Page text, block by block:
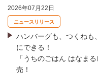
2026年07月22日
ニュースリリース
ハンバーグも、つくねも
にできる！
「うちのごはん はなま
売！